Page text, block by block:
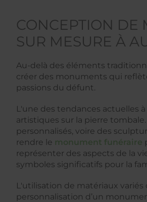
CONCEPTION DE
SUR MESURE À
Au-delà des éléments
créer des monuments qui
passions du défunt.
L'une des tendances actuelles
artistiques sur la pierre
personnalisés, voire des
rendre le monument funéraire
représenter des aspects de la
symboles significatifs pour la
L'utilisation de matériaux
personnalisation d’un